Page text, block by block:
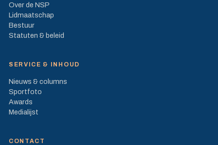
Over de NSP
Lidmaatschap
Bestuur
Statuten & beleid
SERVICE & INHOUD
Nieuws & columns
Sportfoto
Awards
Medialijst
CONTACT